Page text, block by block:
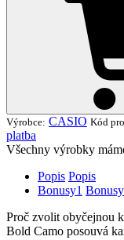
Výrobce: CASIO Kód
platba
Všechny výrobky
Popis Popis
Bonusy1 Bonusy
Proč zvolit obyčejnou
Bold Camo posouvá